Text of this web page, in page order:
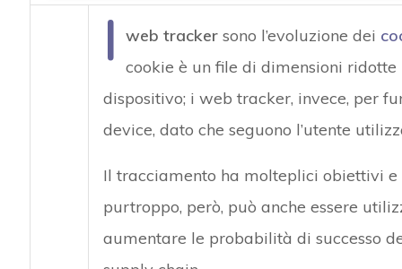
I web trackersono l’evoluzione dei
cookie è un file di dimensioni
dispositivo; i web tracker, invece, per
device, dato che seguono l’utente
Il tracciamento ha molteplici obiettivi
purtroppo, però, può anche essere
aumentare le probabilità di successo